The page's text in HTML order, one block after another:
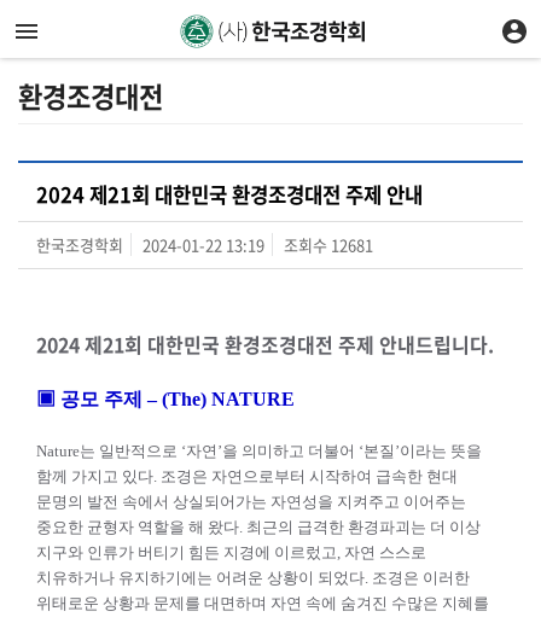
환경조경대전
2024 제21회 대한민국 환경조경대전 주제 안내
한국조경학회 2024-01-22 13:19 조회수 12681
2024 제21회 대한민국 환경조경대전 주제 안내드립니다.
▣ 공모 주제 – (The) NATURE
Nature는 일반적으로 ‘자연 ’을 의미하고 더불어 ‘본질 ’이라는 뜻을
함께 가지고 있다 조경은 자연으로 부터 시작하여 급속한 현대
문명의 발전 속에서 상실되어가는 자연성을 지켜주고 이어주는
중요한 균형자 역할을 해 왔다 최근의 급격한 환경파괴는 더 이상
지구와 인류가 버티기 힘든 지경에 이르렀고 자연 스스로
치유하거나 유지하기에는 어려운 상황이 되었다 조경은 이러한
위태로운 상황과 문제를 대면하며 자연 속에 숨겨진 수많은 지혜를